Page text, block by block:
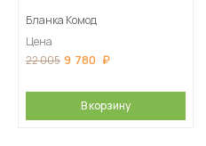
Бланка Комод
Цена
22 005 9 780
В корзину